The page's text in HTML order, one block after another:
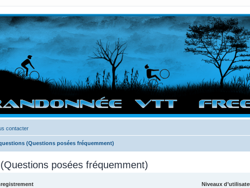
pédestre de Bretagne . Bonne navigation sur le site et bonnes randos dans l'Ouest !
contacter
(Questions posées fréquemment)
posées fréquemment)
Niveaux